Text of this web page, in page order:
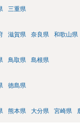
の文言）が、借主不利な
明点は弁護士に相談する
三重県
滋賀県 奈良県 和歌山県
鳥取県 島根県
徳島県
熊本県 大分県 宮崎県